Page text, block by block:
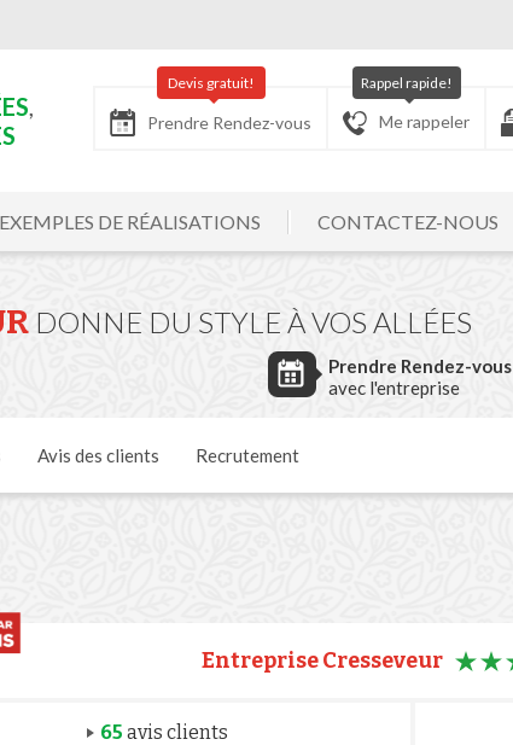
,
Prendre Rendez-vous
Devis gratuit!
Me rappeler
Rappel rapide!
EXEMPLES DE RÉALISATIONS CONTACTEZ-NOUS
DONNE DU STYLE À VOS ALLÉES
Prendre Rendez-vous
avec l'entreprise
Avis des clients Recrutement
Entreprise Cresseveur
65 avis clients